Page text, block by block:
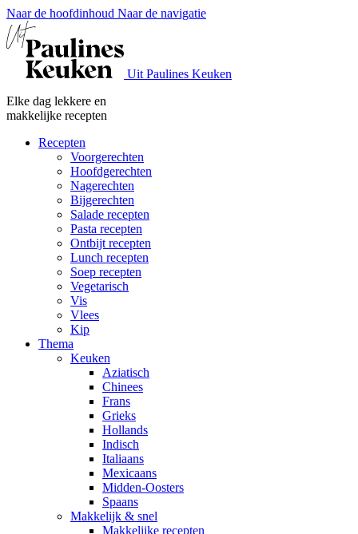
Naar de hoofdinhoud Naar de navigatie
Uit Paulines Keuken
Elke dag lekkere en
makkelijke recepten
Recepten
Voorgerechten
Hoofdgerechten
Nagerechten
Bijgerechten
Salade recepten
Pasta recepten
Ontbijt recepten
Lunch recepten
Soep recepten
Vegetarisch
Vis
Vlees
Kip
Thema
Keuken
Aziatisch
Chinees
Frans
Grieks
Hollands
Indisch
Italiaans
Mexicaans
Midden-Oosters
Spaans
Makkelijk & snel
Makkelijke recepten